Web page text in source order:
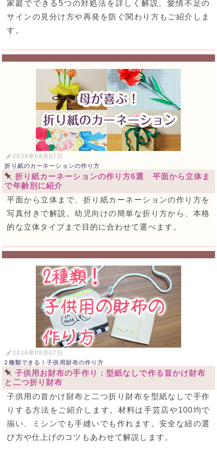
家庭でできる5つの対処法を詳しく解説。愛情不足の
サインの見分け方や再発を防ぐ関わり方もご紹介しま
す。
2026年08月07日
折り紙のカーネーションの作り方
折り紙カーネーションの作り方6選 平面から立体ま
で年齢別に紹介
平面から立体まで、折り紙カーネーションの作り方を
写真付きで解説。幼児向けの簡単な折り方から、本格
的な立体タイプまで目的に合わせて選べます。
2026年08月07日
2種類できる！子供用財布の作り方
子供用お財布の手作り：型紙なしで作る首かけ財布
と二つ折り財布
子供用の首かけ財布と二つ折り財布を型紙なしで手作
りする方法をご紹介します。材料は手芸店や100均で
揃い、ミシンでも手縫いでも作れます。安全な紐の選
び方や仕上げのコツもあわせて解説します。